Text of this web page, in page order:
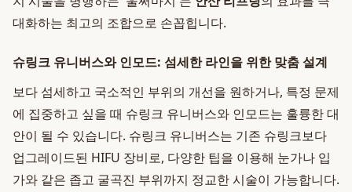
대화하는 최고의 조합으로 손꼽힙니다.
슈링크 유니버스와 인모드: 섬세한 라인을 위한 맞춤 설계
보다 섬세하고 국소적인 부위의 개선을 원하거나, 특정 문제
에 집중하고 싶을 때 슈링크 유니버스와 인모드는 훌륭한 대
안이 될 수 있습니다. 슈링크 유니버스는 기존 슈링크보다
업그레이드된 HIFU 장비로, 다양한 팁을 이용해 눈가나 입
가와 같은 좁고 굴곡진 부위까지 정교한 시술이 가능합니다.